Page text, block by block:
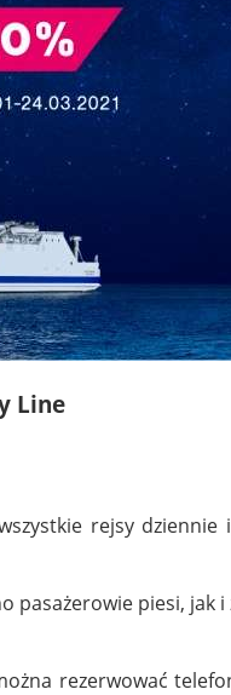
Line
rejsy dziennie
pasażerowie piesi, jak
rezerwować